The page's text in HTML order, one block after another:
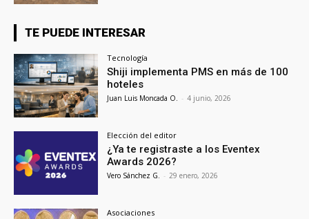
TE PUEDE INTERESAR
Tecnología
Shiji implementa PMS en más de 100
hoteles
Juan Luis Moncada O. - 4 junio, 2026
Elección del editor
¿Ya te registraste a los Eventex
Awards 2026?
Vero Sánchez G. - 29 enero, 2026
Asociaciones